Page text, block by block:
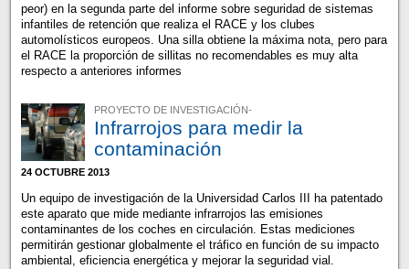
peor) en la segunda parte del informe sobre seguridad de sistemas
infantiles de retención que realiza el RACE y los clubes
automolísticos europeos. Una silla obtiene la máxima nota, pero para
el RACE la proporción de sillitas no recomendables es muy alta
respecto a anteriores informes
PROYECTO DE INVESTIGACIÓN-
Infrarrojos para medir la
contaminación
24 OCTUBRE 2013
Un equipo de investigación de la Universidad Carlos III ha patentado
este aparato que mide mediante infrarrojos las emisiones
contaminantes de los coches en circulación. Estas mediciones
permitirán gestionar globalmente el tráfico en función de su impacto
ambiental, eficiencia energética y mejorar la seguridad vial.